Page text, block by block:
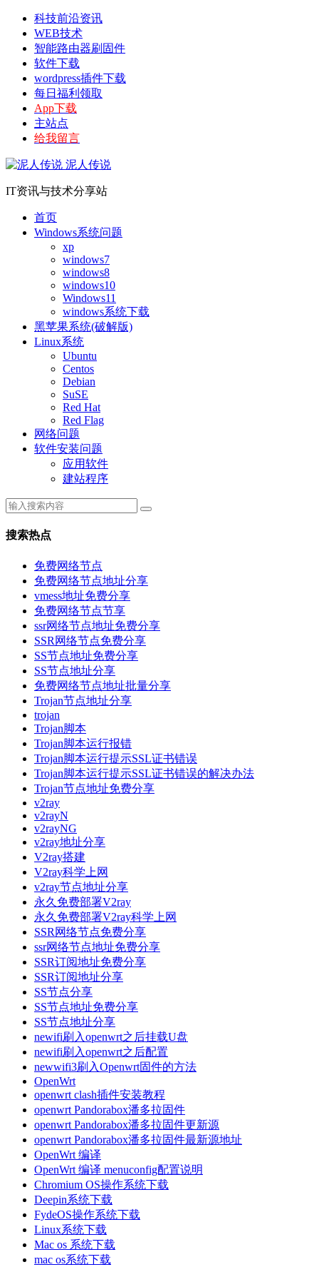
科技前沿资讯
WEB技术
智能路由器刷固件
软件下载
wordpress插件下载
每日福利领取
App下载
主站点
给我留言
泥人传说
IT资讯与技术分享站
首页
Windows系统问题
xp
windows7
windows8
windows10
Windows11
windows系统下载
黑苹果系统(破解版)
Linux系统
Ubuntu
Centos
Debian
SuSE
Red Hat
Red Flag
网络问题
软件安装问题
应用软件
建站程序
搜索热点
免费网络节点
免费网络节点地址分享
vmess地址免费分享
免费网络节点节享
ssr网络节点地址免费分享
SSR网络节点免费分享
SS节点地址免费分享
SS节点地址分享
免费网络节点地址批量分享
Trojan节点地址分享
trojan
Trojan脚本
Trojan脚本运行报错
Trojan脚本运行提示SSL证书错误
Trojan脚本运行提示SSL证书错误的解决办法
Trojan节点地址免费分享
v2ray
v2rayN
v2rayNG
v2ray地址分享
V2ray搭建
V2ray科学上网
v2ray节点地址分享
永久免费部署V2ray
永久免费部署V2ray科学上网
SSR网络节点免费分享
ssr网络节点地址免费分享
SSR订阅地址免费分享
SSR订阅地址分享
SS节点分享
SS节点地址免费分享
SS节点地址分享
newifi刷入openwrt之后挂载U盘
newifi刷入openwrt之后配置
newwifi3刷入Openwrt固件的方法
OpenWrt
openwrt clash插件安装教程
openwrt Pandorabox潘多拉固件
openwrt Pandorabox潘多拉固件更新源
openwrt Pandorabox潘多拉固件最新源地址
OpenWrt 编译
OpenWrt 编译 menuconfig配置说明
Chromium OS操作系统下载
Deepin系统下载
FydeOS操作系统下载
Linux系统下载
Mac os 系统下载
mac os系统下载